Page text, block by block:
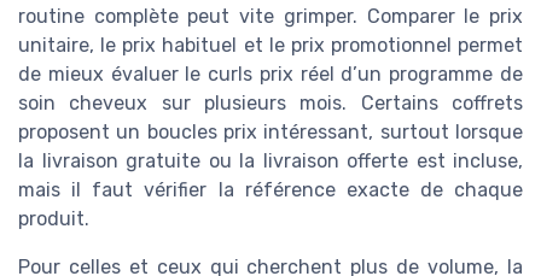
routine complète peut vite grimper. Comparer le prix
unitaire, le prix habituel et le prix promotionnel permet
de mieux évaluer le curls prix réel d’un programme de
soin cheveux sur plusieurs mois. Certains coffrets
proposent un boucles prix intéressant, surtout lorsque
la livraison gratuite ou la livraison offerte est incluse,
mais il faut vérifier la référence exacte de chaque
produit.
Pour celles et ceux qui cherchent plus de volume, la